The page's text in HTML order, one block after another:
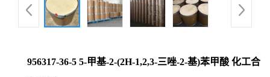
956317-36-5 5-甲基-2-(2H-1,2,3-三唑-2-基)苯甲酸 化工合